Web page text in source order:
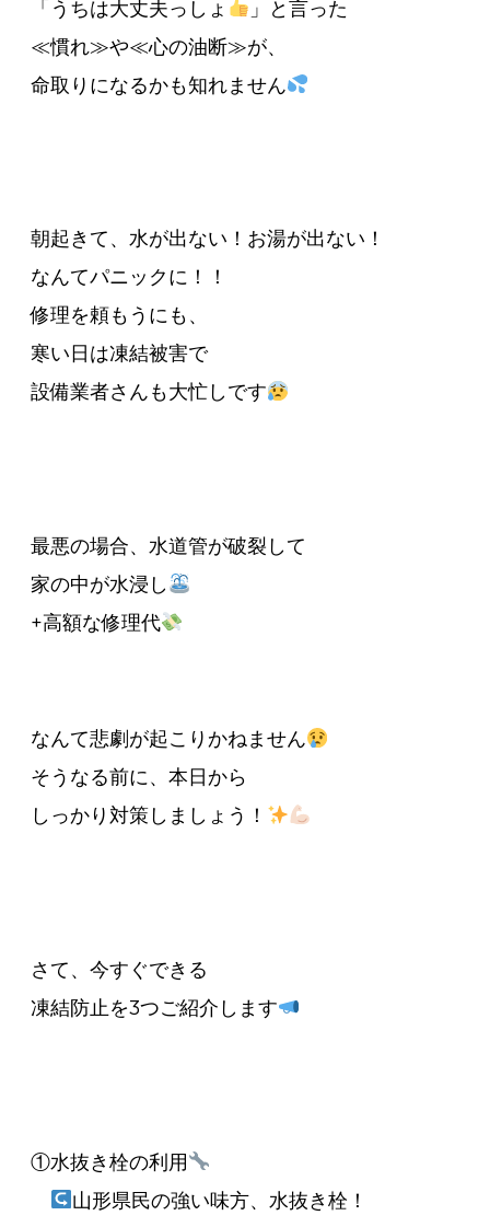
「うちは大丈夫っしょ
」と言った
≪慣れ≫や≪心の油断≫が、
命取りになるかも知れません
朝起きて、水が出ない！お湯が出ない！
なんてパニックに！！
修理を頼もうにも、
寒い日は凍結被害で
設備業者さんも大忙しです
最悪の場合、水道管が破裂して
家の中が水浸し
+高額な修理代
なんて悲劇が起こりかねません
そうなる前に、本日から
しっかり対策しましょう！
さて、今すぐできる
凍結防止を3つご紹介します
①水抜き栓の利用
山形県民の強い味方、水抜き栓！